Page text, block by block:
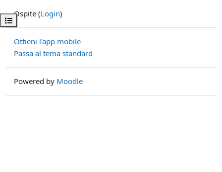
Apri indice del corso
Ospite (Login)
Ottieni l'app mobile
Passa al tema standard
Powered by Moodle